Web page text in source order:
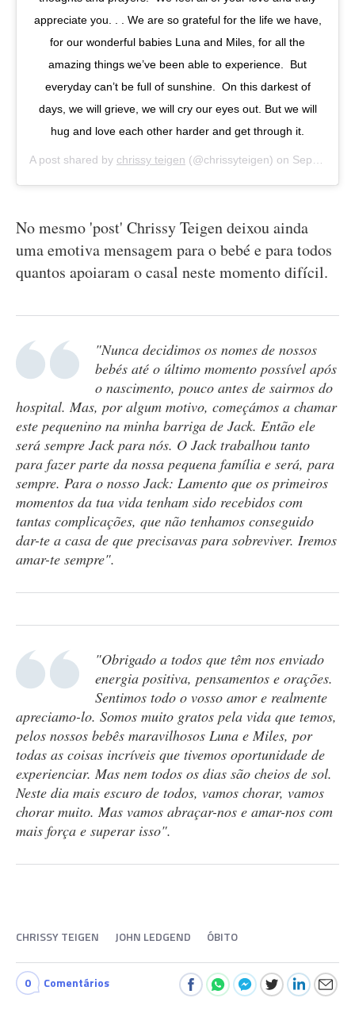
appreciate you. . . We are so grateful for the life we have,
for our wonderful babies Luna and Miles, for all the
amazing things we’ve been able to experience. But
everyday can’t be full of sunshine. On this darkest of
days, we will grieve, we will cry our eyes out. But we will
hug and love each other harder and get through it.
A post shared by chrissy teigen (@chrissyteigen) on Sep 30, 2020 at 8:58pm PDT
No mesmo 'post' Chrissy Teigen deixou ainda
uma emotiva mensagem para o bebé e para todos
quantos apoiaram o casal neste momento difícil.
"Nunca decidimos os nomes de nossos
bebés até o último momento possível após
o nascimento, pouco antes de sairmos do
hospital. Mas, por algum motivo, começámos a chamar
este pequenino na minha barriga de Jack. Então ele
será sempre Jack para nós. O Jack trabalhou tanto
para fazer parte da nossa pequena família e será, para
sempre. Para o nosso Jack: Lamento que os primeiros
momentos da tua vida tenham sido recebidos com
tantas complicações, que não tenhamos conseguido
dar-te a casa de que precisavas para sobreviver. Iremos
amar-te sempre".
"Obrigado a todos que têm nos enviado
energia positiva, pensamentos e orações.
Sentimos todo o vosso amor e realmente
apreciamo-lo. Somos muito gratos pela vida que temos,
pelos nossos bebês maravilhosos Luna e Miles, por
todas as coisas incríveis que tivemos oportunidade de
experienciar. Mas nem todos os dias são cheios de sol.
Neste dia mais escuro de todos, vamos chorar, vamos
chorar muito. Mas vamos abraçar-nos e amar-nos com
mais força e superar isso".
CHRISSY TEIGEN JOHN LEDGEND ÓBITO
0 Comentários